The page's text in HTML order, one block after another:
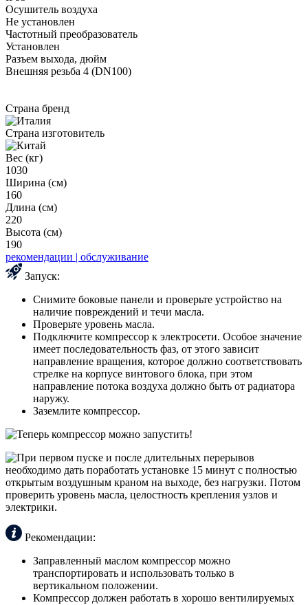
Осушитель воздуха
Не установлен
Частотный преобразователь
Установлен
Разъем выхода, дюйм
Внешняя резьба 4 (DN100)
Страна бренд
Страна изготовитель
Вес (кг)
1030
Ширина (см)
160
Длина (см)
220
Высота (см)
190
рекомендации | обслуживание
Запуск:
Снимите боковые панели и проверьте устройство на
наличие повреждений и течи масла.
Проверьте уровень масла.
Подключите компрессор к электросети. Особое значение
имеет последовательность фаз, от этого зависит
направление вращения, которое должно соответствовать
стрелке на корпусе винтового блока, при этом
направление потока воздуха должно быть от радиатора
наружу.
Заземлите компрессор.
Теперь компрессор можно запустить!
При первом пуске и после длительных перерывов
необходимо дать поработать установке 15 минут с полностью
открытым воздушным краном на выходе, без нагрузки. Потом
проверить уровень масла, целостность крепления узлов и
электрики.
Рекомендации:
Заправленный маслом компрессор можно
транспортировать и использовать только в
вертикальном положении.
Компрессор должен работать в хорошо вентилируемых